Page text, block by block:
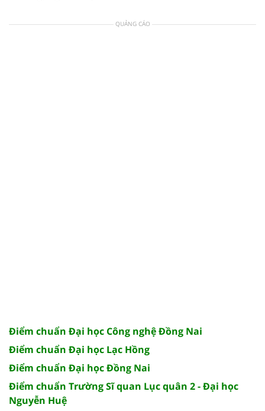
QUẢNG CÁO
Điểm chuẩn Đại học Công nghệ Đồng Nai
Điểm chuẩn Đại học Lạc Hồng
Điểm chuẩn Đại học Đồng Nai
Điểm chuẩn Trường Sĩ quan Lục quân 2 - Đại học
Nguyễn Huệ